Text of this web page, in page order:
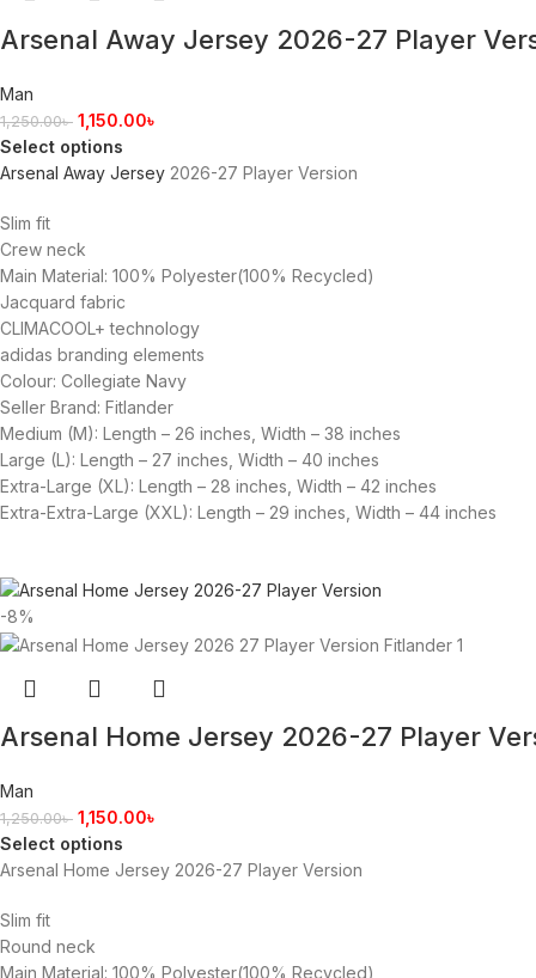
Arsenal Away Jersey 2026-27 Player
Man
1,250.00৳ 1,150.00৳
Select options
Arsenal Away Jersey 2026-27 Player Version
Slim fit
Crew neck
Main Material: 100% Polyester(100% Recycled)
Jacquard fabric
CLIMACOOL+ technology
adidas branding elements
Colour: Collegiate Navy
Seller Brand: Fitlander
Medium (M): Length – 26 inches, Width – 38 inches
Large (L): Length – 27 inches, Width – 40 inches
Extra-Large (XL): Length – 28 inches, Width – 42 inches
Extra-Extra-Large (XXL): Length – 29 inches, Width – 44 inches
-8%
Arsenal Home Jersey 2026-27 Player
Man
1,250.00৳ 1,150.00৳
Select options
Arsenal Home Jersey 2026-27 Player Version
Slim fit
Round neck
Main Material: 100% Polyester(100% Recycled)